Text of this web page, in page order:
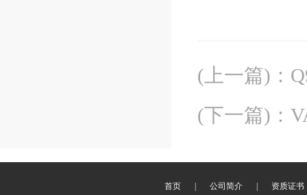
(上一篇) ：
(下一篇) ：
首页 公司简介 资质证书